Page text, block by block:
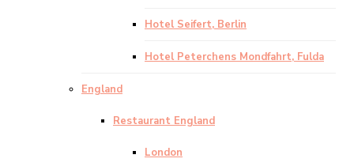
Hotel Seifert, Berlin
Hotel Peterchens Mondfahrt, Fulda
England
Restaurant England
London